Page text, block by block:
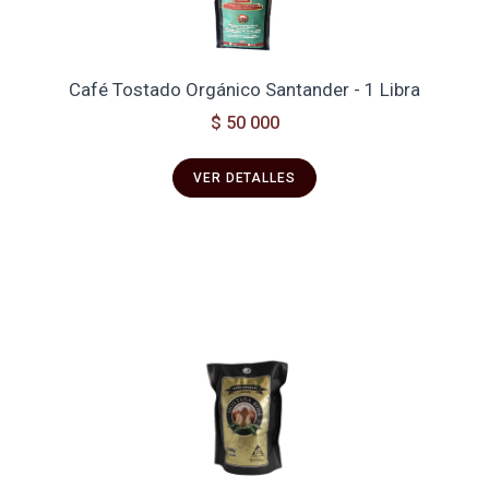
Café Tostado Orgánico Santander - 1 Libra
$ 50 000
VER DETALLES